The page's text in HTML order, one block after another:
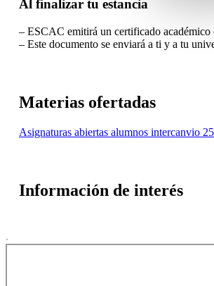
Al finalizar tu estancia
– ESCAC emitirá un certificado
– Este documento se enviará a ti y a tu
Materias ofertadas
Asignaturas abiertas alumnos intercanvio
Información de interés